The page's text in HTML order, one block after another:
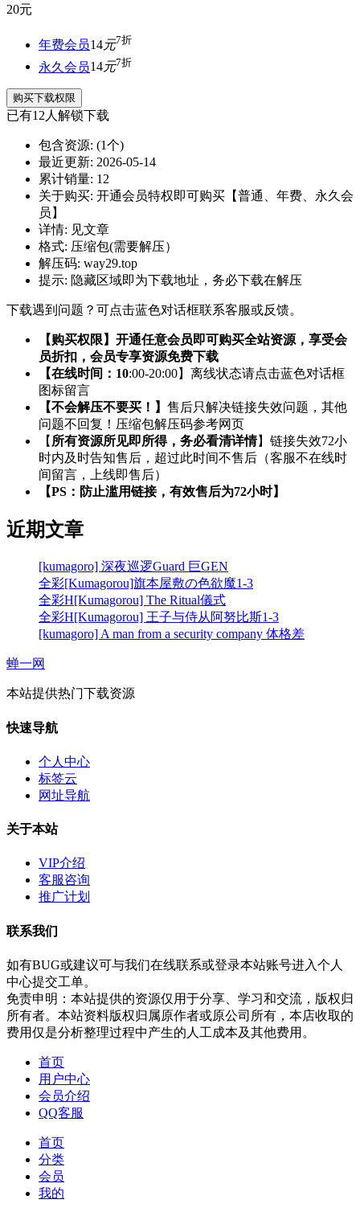
20元
年费会员14元7折
永久会员14元7折
购买下载权限
已有12人解锁下载
包含资源: (1个)
最近更新: 2026-05-14
累计销量: 12
关于购买: 开通会员特权即可购买【普通、年费、永久会
员】
详情: 见文章
格式: 压缩包(需要解压）
解压码: way29.top
提示: 隐藏区域即为下载地址，务必下载在解压
下载遇到问题？可点击蓝色对话框联系客服或反馈。
【购买权限】开通任意会员即可购买全站资源，享受会
员折扣，会员专享资源免费下载
【在线时间：10:00-20:00】离线状态请点击蓝色对话框
图标留言
【不会解压不要买！】 售后只解决链接失效问题，其他
问题不回复！压缩包解压码参考网页
【 所有资源所见即所得，务必看清详情】链接失效72小
时内及时告知售后，超过此时间不售后（客服不在线时
间留言，上线即售后）
【PS：防止滥用链接，有效售后为72小时】
近期文章
[kumagoro] 深夜巡逻Guard 巨GEN
全彩[Kumagorou]旗本屋敷の色欲魔1-3
全彩H[Kumagorou] The Ritual儀式
全彩H[Kumagorou] 王子与侍从阿努比斯1-3
[kumagoro] A man from a security company 体格差
蝉一网
本站提供热门下载资源
快速导航
个人中心
标签云
网址导航
关于本站
VIP介绍
客服咨询
推广计划
联系我们
如有BUG或建议可与我们在线联系或登录本站账号进入个人
中心提交工单。
免责申明：本站提供的资源仅用于分享、学习和交流，版权归
所有者。本站资料版权归属原作者或原公司所有，本店收取的
费用仅是分析整理过程中产生的人工成本及其他费用。
首页
用户中心
会员介绍
QQ客服
首页
分类
会员
我的